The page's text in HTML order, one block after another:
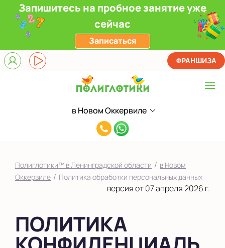
Запишитесь на пробное занятие уже
сейчас
Записаться
в Новом Оккервиле
Выберите центр
в Новом Оккервиле
Показать на карте
Выбрать другой город
8(981)940-
ФРАНШИЗА
Полиглотики™ в Ленинградской области / в Новом
Оккервиле / Политика обработки персональных данных
версия от 07 апреля 2026 г.
ПОЛИТИКА